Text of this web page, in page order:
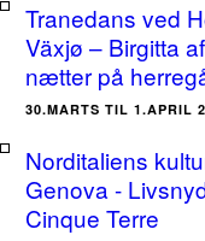
Tranedans ved
Växjø – Birgitta
nætter på
30.MARTS TIL 1.APRIL
Norditaliens
Genova -
Cinque Terre